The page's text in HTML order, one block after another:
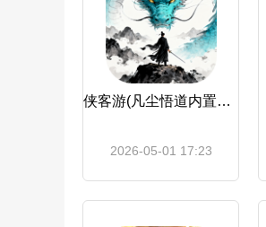
侠客游(凡尘悟道内置0.1折)
2026-05-01 17:23